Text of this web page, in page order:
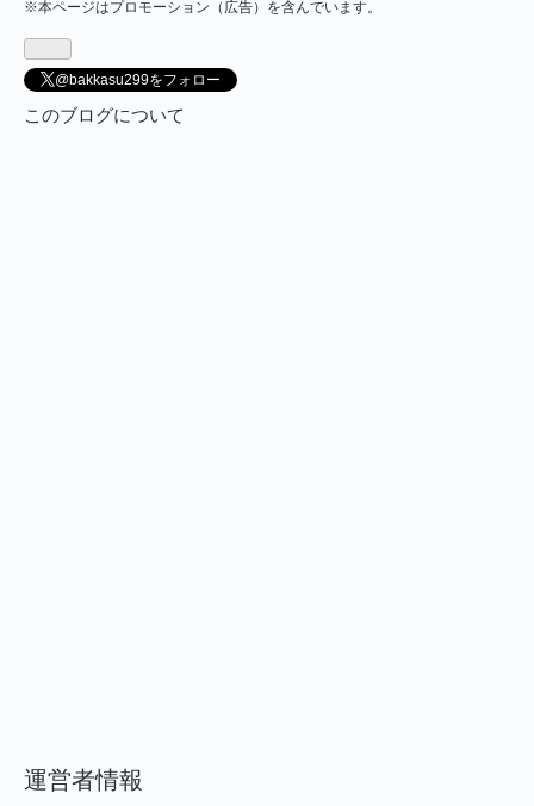
※本ページはプロモーション（広告）を含んでいます。
@bakkasu299をフォロー
このブログについて
運営者情報